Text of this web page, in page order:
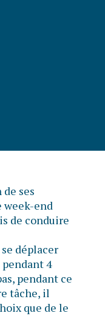
ses
week-end
de conduire
déplacer
4
pendant ce
tâche, il
que de le